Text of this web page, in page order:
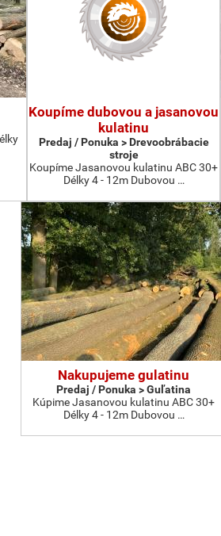
Koupíme dubovou a jasanovou
kulatinu
Predaj / Ponuka > Drevoobrábacie
stroje
Koupíme Jasanovou kulatinu ABC 30+
Délky 4 - 12m Dubovou …
Nakupujeme gulatinu
Predaj / Ponuka > Guľatina
Kúpime Jasanovou kulatinu ABC 30+
Délky 4 - 12m Dubovou …